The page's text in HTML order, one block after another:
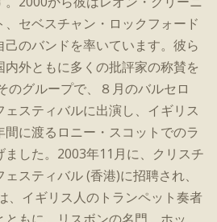
セベスチャン・ロックフォード
己のバンドを率いています。彼ら
外ともに多くの批評家の称賛を
のグループで、８月のバルセロ
スティバルに出演し、イギリス
に渡るロニー・スコットでのラ
した。2003年11月に、クリスチ
スティバル (香港)に招聘され、
、イギリス人のトランペット奏者